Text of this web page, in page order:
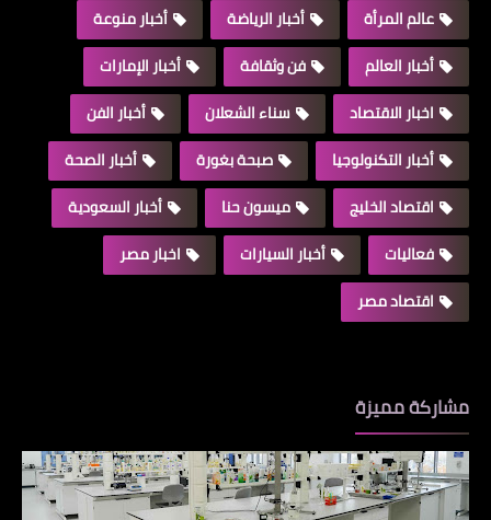
عالم المرأة
أخبار الرياضة
أخبار منوعة
أخبار العالم
فن وثقافة
أخبار الإمارات
اخبار الاقتصاد
سناء الشعلان
أخبار الفن
أخبار التكنولوجيا
صبحة بغورة
أخبار الصحة
اقتصاد الخليج
ميسون حنا
أخبار السعودية
فعاليات
أخبار السيارات
اخبار مصر
اقتصاد مصر
مشاركة مميزة